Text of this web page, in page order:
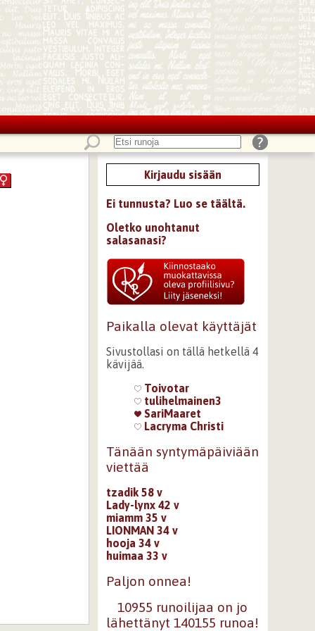
Kirjaudu sisään
Ei tunnusta? Luo se täältä.
Oletko unohtanut
salasanasi?
Paikalla olevat käyttäjät
Sivustollasi on tällä hetkellä 4
kävijää.
Toivotar
tulihelmainen3
SariMaaret
Lacryma Christi
Tänään syntymäpäiviään
viettää
tzadik 58 v
Lady-lynx 42 v
miamm 35 v
LIONMAN 34 v
hooja 34 v
huimaa 33 v
Paljon onnea!
10955 runoilijaa on jo
lähettänyt 140155 runoa!